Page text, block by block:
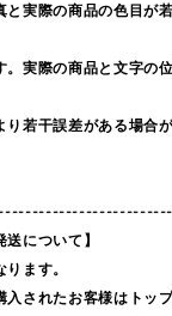
と実際の商品の色目が
。実際の商品と文字の
り若干誤差がある場合
送について】
ます。
入されたお客様はトッ